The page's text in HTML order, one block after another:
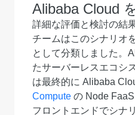
Alibaba Cloud
詳細な評価と検討の結
チームはこのシナリオ
として分類しました。
たサーバーレスエコシ
は最終的に Alibaba
Computeの Node FaaS
フロントエンドでシナ